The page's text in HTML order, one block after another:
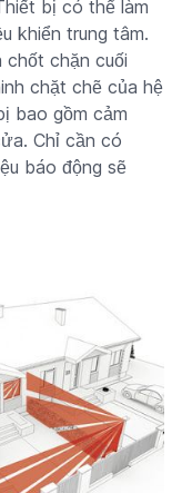
bị có thể làm
khiển trung tâm.
chặn cuối
chặt chẽ của hệ
bao gồm cảm
Chỉ cần có
báo động sẽ